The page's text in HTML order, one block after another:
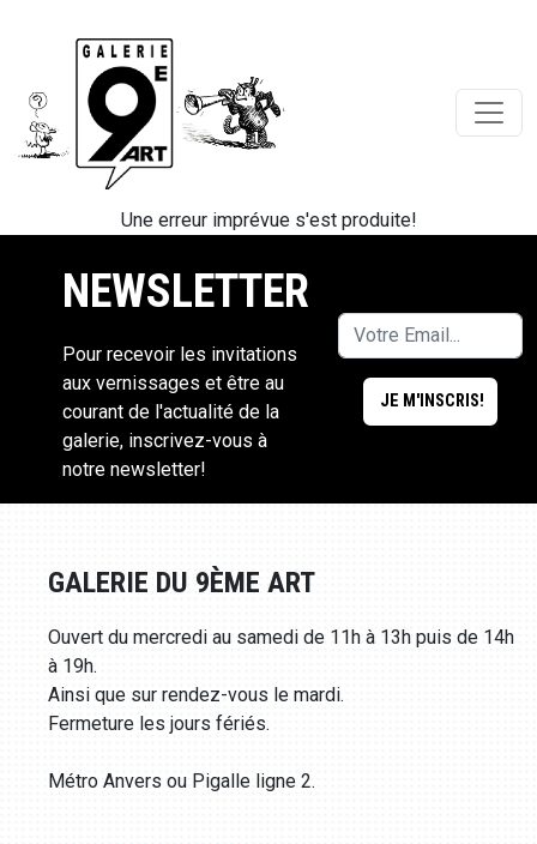
Une erreur imprévue s'est produite!
NEWSLETTER
Pour recevoir les invitations
aux vernissages et être au
courant de l'actualité de la
galerie, inscrivez-vous à
notre newsletter!
GALERIE DU 9ÈME ART
Ouvert du mercredi au samedi de 11h à 13h puis de 14h
à 19h.
Ainsi que sur rendez-vous le mardi.
Fermeture les jours fériés.
Métro Anvers ou Pigalle ligne 2.